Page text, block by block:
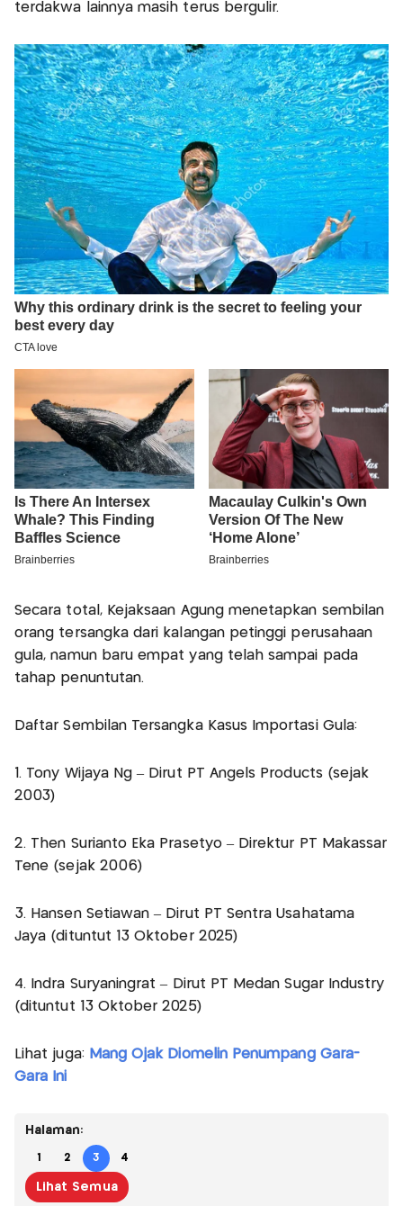
terdakwa lainnya masih terus bergulir.
Secara total, Kejaksaan Agung menetapkan sembilan
orang tersangka dari kalangan petinggi perusahaan
gula, namun baru empat yang telah sampai pada
tahap penuntutan.
Daftar Sembilan Tersangka Kasus Importasi Gula:
1. Tony Wijaya Ng – Dirut PT Angels Products (sejak
2003)
2. Then Surianto Eka Prasetyo – Direktur PT Makassar
Tene (sejak 2006)
3. Hansen Setiawan – Dirut PT Sentra Usahatama
Jaya (dituntut 13 Oktober 2025)
4. Indra Suryaningrat – Dirut PT Medan Sugar Industry
(dituntut 13 Oktober 2025)
Lihat juga: Mang Ojak Diomelin Penumpang Gara-
Gara Ini
Halaman:
1 2 3 4
Lihat Semua